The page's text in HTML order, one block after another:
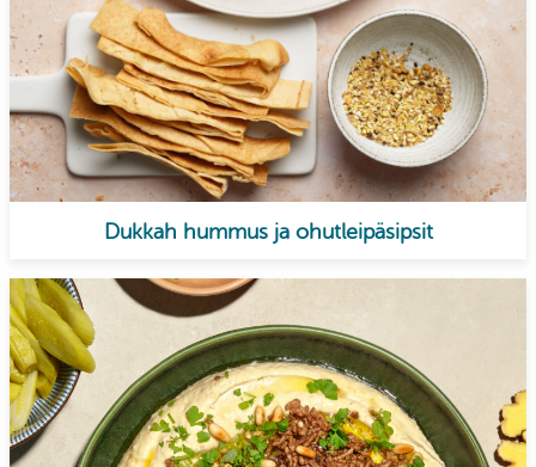
Dukkah hummus ja ohutleipäsipsit